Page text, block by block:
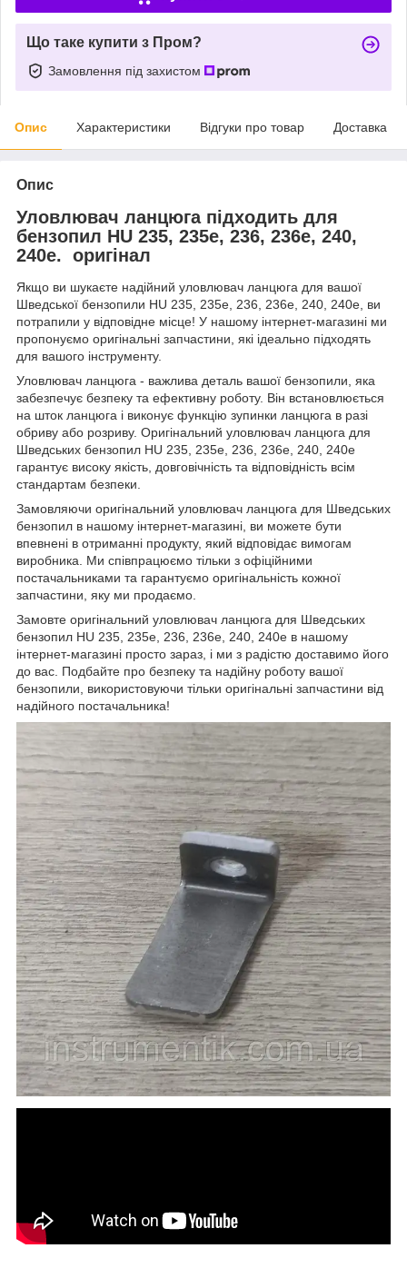
Що таке купити з Пром?
Замовлення під захистом
Опис Характеристики Відгуки про товар Доставка
Опис
Уловлювач ланцюга підходить для
бензопил HU 235, 235e, 236, 236e, 240,
240e. оригінал
Якщо ви шукаєте надійний уловлювач ланцюга для вашої
Шведської бензопили HU 235, 235e, 236, 236e, 240, 240e, ви
потрапили у відповідне місце! У нашому інтернет-магазині ми
пропонуємо оригінальні запчастини, які ідеально підходять
для вашого інструменту.
Уловлювач ланцюга - важлива деталь вашої бензопили, яка
забезпечує безпеку та ефективну роботу. Він встановлюється
на шток ланцюга і виконує функцію зупинки ланцюга в разі
обриву або розриву. Оригінальний уловлювач ланцюга для
Шведських бензопил HU 235, 235e, 236, 236e, 240, 240e
гарантує високу якість, довговічність та відповідність всім
стандартам безпеки.
Замовляючи оригінальний уловлювач ланцюга для Шведських
бензопил в нашому інтернет-магазині, ви можете бути
впевнені в отриманні продукту, який відповідає вимогам
виробника. Ми співпрацюємо тільки з офіційними
постачальниками та гарантуємо оригінальність кожної
запчастини, яку ми продаємо.
Замовте оригінальний уловлювач ланцюга для Шведських
бензопил HU 235, 235e, 236, 236e, 240, 240e в нашому
інтернет-магазині просто зараз, і ми з радістю доставимо його
до вас. Подбайте про безпеку та надійну роботу вашої
бензопили, використовуючи тільки оригінальні запчастини від
надійного постачальника!